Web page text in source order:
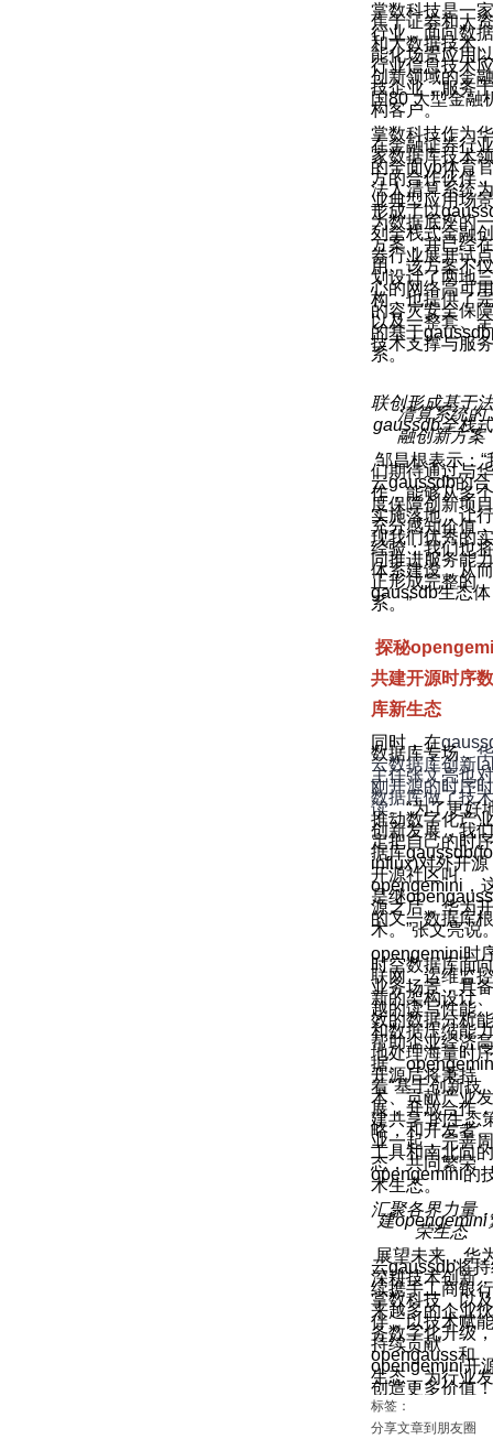
掌数科技是一
焦于证券和大
行业，面向数
和大数据技术
能化场景应用
行业信息技术
创新领域的金
技企业，服务
国80 大型金融
构客户。
掌数科技作为
在金融证券行
家数据库技术
的全面yb体育
方的合作伙伴
法人清算系统
业典型应用场
形成了以
为数据底座的
列全栈式金融
方案，并已经
券行业展开试
用。该方案不
划设计了两地
心的网络高可
构，也提供了
的容灾安全保
以及一整套、
的基于
技术支撑与服
系。
联创形成基于
清算系统的
gaussdb全栈
融创新方案
邹昌根表示：“
们期待通过与
云gaussdb的合
作，能够从多
度保障创新项
实施落地，让
充分感知价值
现我们优秀的
经验；我们也
同推进服务能
体系建设，从
正形成完整的
gaussdb生态体
系。”
探秘
共建开源时序
库新生态
同时，在
数据库专场，
云数据库创新
主任张文亮也
刚开源的时序
数据库做了技
读。“为了更好
推动数字化产
创新发展，我
定把自己的时
据库
influx)对外开源
开源社区叫
opengemini，
是继
源之后，华为
的又一数据库
术。”张文亮说
opengemini时
时空数据库面
联网、运维监
业务场景，具
新的架构设计
越的读写性能
效的数据分析
和数据压缩能
帮助企业经济
地处理海量时
据。
开源后将秉持
着“基于创新技
术、贡献产业发
展，开放合作
建共享”的生态
略，和开发者
业一起，完善
工具和南北向
态，共同繁荣
opengemini的
术生态。
汇聚各界力量
建opengemini
荣生态
展望未来，华
云gaussdb将
深耕技术创新
续携手工商银
掌数科技，以
来越多的企业伙
伴，以技术赋
务数字化升级
持续贡献
opengauss和
opengemini开
生态，为行业
创造更多价值！
标签：
分享文章到朋友圈